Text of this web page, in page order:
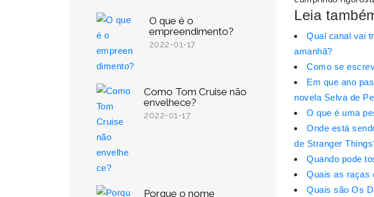
O que é o
empreendimento?
2022-01-17
Como Tom Cruise não
envelhece?
2022-01-17
Porque o nome
Leia
Qual canal vai
amanhã?
Como se
Em que ano
novela Selva de
O que é uma
Onde está
de Stranger
Quando pode
Quais as raças
Quais são Os